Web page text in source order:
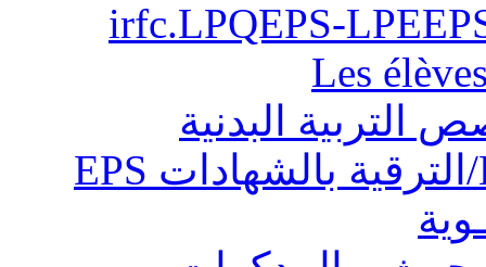
Les
التربية البدنية